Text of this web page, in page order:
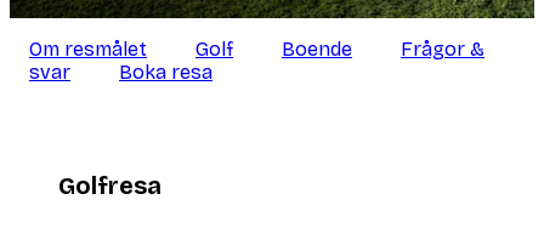
Om resmålet Golf Boende
Frågor &
svar
Boka resa
Golfresa